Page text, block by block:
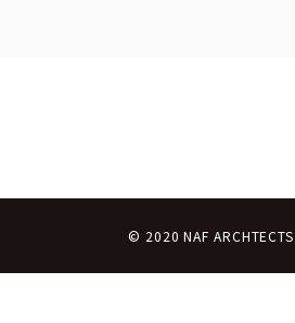
© 2020 NAF